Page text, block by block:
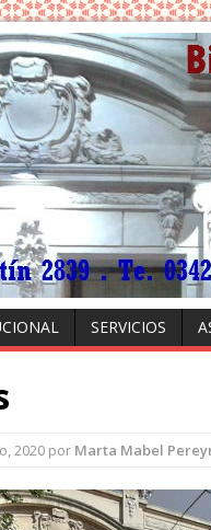
SERVICIOS
2020 por Marta Mabel